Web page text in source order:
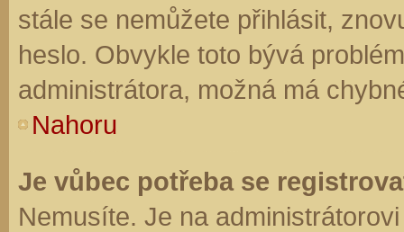
stále se nemůžete přihlásit,
heslo. Obvykle toto bývá
administrátora, možná má
Nahoru
Je vůbec potřeba se
Nemusíte. Je na